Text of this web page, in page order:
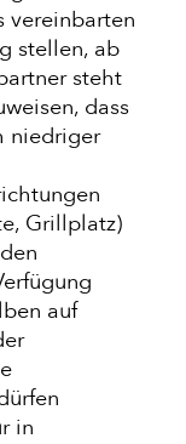
vereinbarten
stellen, ab
steht
dass
niedriger
Grillplatz)
auf
in